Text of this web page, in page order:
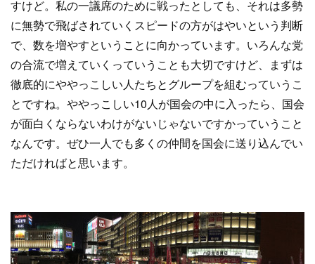
すけど。私の一議席のために戦ったとしても、それは多勢
に無勢で飛ばされていくスピードの方がはやいという判断
で、数を増やすということに向かっています。いろんな党
の合流で増えていくっていうことも大切ですけど、まずは
徹底的にややっこしい人たちとグループを組むっていうこ
とですね。ややっこしい10人が国会の中に入ったら、国会
が面白くならないわけがないじゃないですかっていうこと
なんです。ぜひ一人でも多くの仲間を国会に送り込んでい
ただければと思います。